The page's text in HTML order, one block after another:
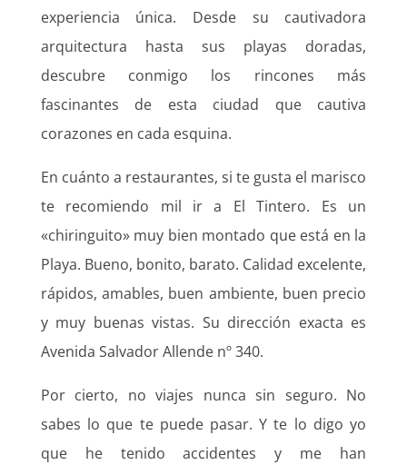
experiencia única. Desde su cautivadora
arquitectura hasta sus playas doradas,
descubre conmigo los rincones más
fascinantes de esta ciudad que cautiva
corazones en cada esquina.
En cuánto a restaurantes, si te gusta el marisco
te recomiendo mil ir a El Tintero. Es un
«chiringuito» muy bien montado que está en la
Playa. Bueno, bonito, barato. Calidad excelente,
rápidos, amables, buen ambiente, buen precio
y muy buenas vistas. Su dirección exacta es
Avenida Salvador Allende nº 340.
Por cierto, no viajes nunca sin seguro. No
sabes lo que te puede pasar. Y te lo digo yo
que he tenido accidentes y me han